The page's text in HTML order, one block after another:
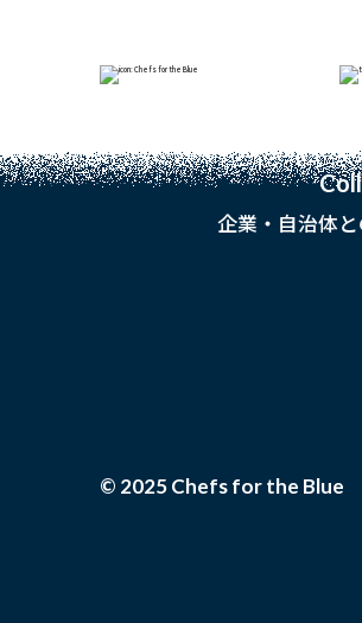
企業・自治体
© 2025 Chefs for the Blue